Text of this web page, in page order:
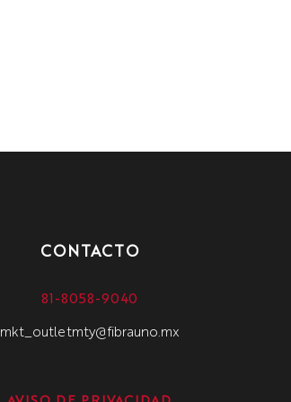
CONTACTO
81-8058-9040
mkt_outletmty@fibrauno.mx